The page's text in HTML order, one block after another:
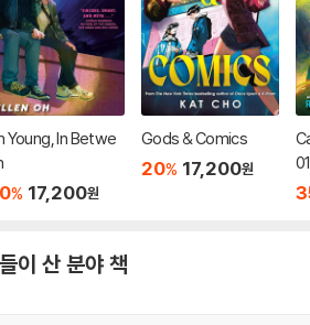
Young, In Betwe
% 17,200원
Gods & Comics
20% 17,200원
이 산 분야 책